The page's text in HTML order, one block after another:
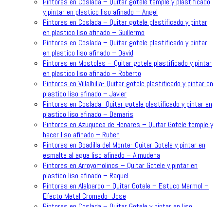
y pintar en plastico liso afinado – Angel
Pintores en Coslada – Quitar gotele plastificado y pintar
en plastico liso afinado – Guillermo
Pintores en Coslada – Quitar gotele plastificado y pintar
en plastico liso afinado – David
Pintores en Mostoles – Quitar gotele plastificado y pintar
en plastico liso afinado – Roberto
Pintores en Villalbilla- Quitar gotele plastificado y pintar en
plastico liso afinado – Javier
Pintores en Coslada- Quitar gotele plastificado y pintar en
plastico liso afinado – Damaris
Pintores en Azuqueca de Henares – Quitar Gotele temple y
hacer liso afinado – Ruben
Pintores en Boadilla del Monte- Quitar Gotele y pintar en
esmalte al agua liso afinado – Almudena
Pintores en Arroyomolinos – Quitar Gotele y pintar en
plastico liso afinado – Raquel
Pintores en Alalpardo – Quitar Gotele – Estuco Marmol –
Efecto Metal Cromado- Jose